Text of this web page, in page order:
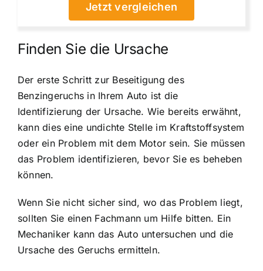
Jetzt vergleichen
Finden Sie die Ursache
Der erste Schritt zur Beseitigung des
Benzingeruchs in Ihrem Auto ist die
Identifizierung der Ursache. Wie bereits erwähnt,
kann dies eine undichte Stelle im Kraftstoffsystem
oder ein Problem mit dem Motor sein. Sie müssen
das Problem identifizieren, bevor Sie es beheben
können.
Wenn Sie nicht sicher sind, wo das Problem liegt,
sollten Sie einen Fachmann um Hilfe bitten. Ein
Mechaniker kann das Auto untersuchen und die
Ursache des Geruchs ermitteln.